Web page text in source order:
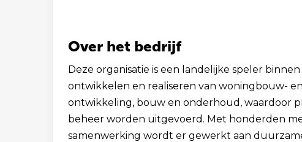
Over het bedrijf
Deze organisatie is een landelijke speler
ontwikkelen en realiseren van woningbouw-
ontwikkeling, bouw en onderhoud, waardoor
beheer worden uitgevoerd. Met honderden
samenwerking wordt er gewerkt aan